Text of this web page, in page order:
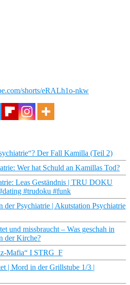
shorts/eRALh1o-nkw
Der Fall Kamilla (Teil 2)
Wer hat Schuld an Kamillas Tod?
Leas Geständnis | TRU DOKU
#trudoku #funk
der Psychiatrie | Akutstation Psychiatrie
und missbraucht – Was geschah in
der Kirche?
Mafia“ I STRG_F
| Mord in der Grillstube 1/3 |